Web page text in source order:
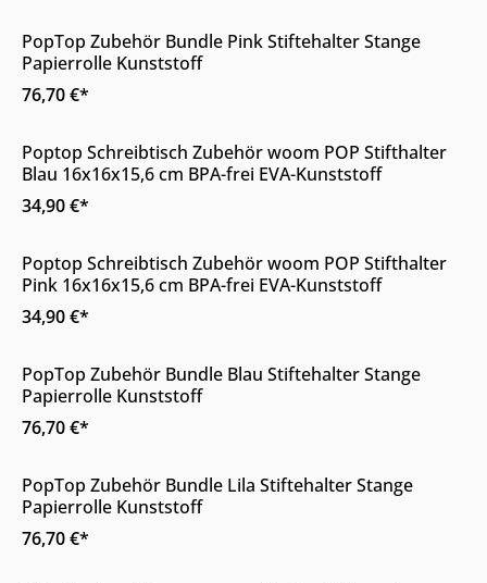
PopTop Zubehör Bundle Pink Stiftehalter Stange
Papierrolle Kunststoff
76,70 €*
Online & im Möbelhaus verfügbar
Poptop Schreibtisch Zubehör woom POP Stifthalter
Blau 16x16x15,6 cm BPA-frei EVA-Kunststoff
34,90 €*
Online & im Möbelhaus verfügbar
Poptop Schreibtisch Zubehör woom POP Stifthalter
Pink 16x16x15,6 cm BPA-frei EVA-Kunststoff
34,90 €*
Online & im Möbelhaus verfügbar
PopTop Zubehör Bundle Blau Stiftehalter Stange
Papierrolle Kunststoff
76,70 €*
Online & im Möbelhaus verfügbar
PopTop Zubehör Bundle Lila Stiftehalter Stange
Papierrolle Kunststoff
76,70 €*
Online & im Möbelhaus erhältlich